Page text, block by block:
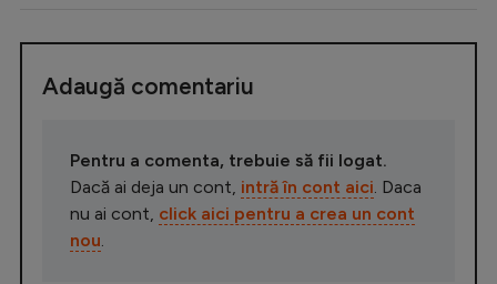
Adaugă comentariu
Pentru a comenta, trebuie să fii logat.
Dacă ai deja un cont, intră în cont aici . Daca
nu ai cont, click aici pentru a crea un cont
nou